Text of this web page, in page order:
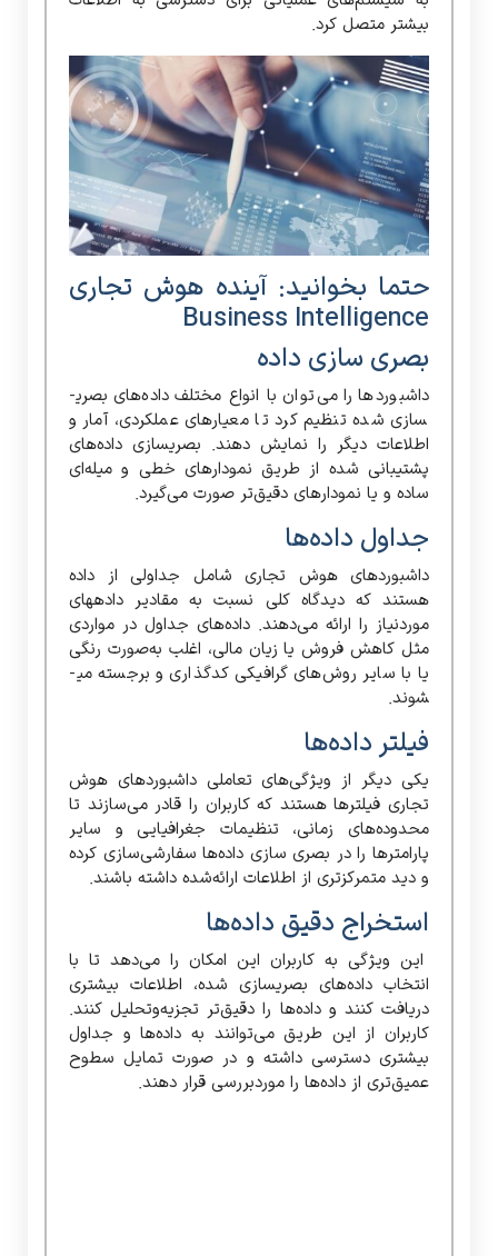
بیشتر متصل کرد.
حتما بخوانید:آینده هوش تجاری
Business Intelligence
بصری سازی داده
داشبوردها را می‌توان با انواع مختلف داده‌های بصری­
سازی شده تنظیم کرد تا معیارهای عملکردی، آمار و
اطلاعات دیگر را نمایش دهند. بصری­سازی داده‌های
پشتیبانی شده از طریق نمودارهای خطی و میله‌ای
ساده و یا نمودار‌های دقیق‌تر صورت می‌گیرد.
جداول داده‌ها
داشبوردهای هوش تجاری شامل جداولی از داده‌
هستند که دیدگاه کلی نسبت به مقادیر داده­های
موردنیاز را ارائه می‌دهند. داده‌های جداول در مواردی
مثل کاهش فروش یا زیان مالی، اغلب به‌صورت رنگی
یا با سایر روش‌های گرافیکی کدگذاری و برجسته می­
شوند.
فیلتر داده‌ها
یکی دیگر از ویژگی‌های تعاملی داشبوردهای هوش
تجاری فیلترها هستند که کاربران را قادر می‌سازند تا
محدوده‌های زمانی، تنظیمات جغرافیایی و سایر
پارامترها را در بصری سازی داده‌ها سفارشی‌سازی کرده
و دید متمرکزتری از اطلاعات ارائه‌شده داشته باشند.
استخراج دقیق داده‌ها
این ویژگی به کاربران این امکان را می‌دهد تا با
انتخاب داده‌های بصری­سازی شده، اطلاعات بیشتری
دریافت کنند و داده‌ها را دقیق‌تر تجزیه‌وتحلیل کنند.
کاربران از این طریق می‌توانند به داده‌ها و جداول
بیشتری دسترسی داشته و در صورت تمایل سطوح
عمیق‌تری از داده‌ها را موردبررسی قرار دهند.